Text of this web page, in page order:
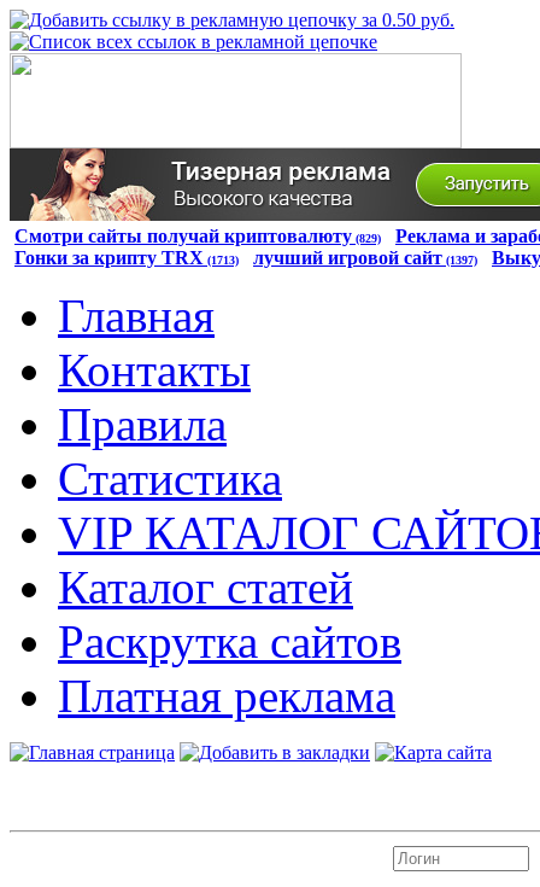
Смотри сайты получай криптовалюту (829)
Реклама и
Гонки за крипту TRX (1713) лучший игровой сайт (1397)
Главная
Контакты
Правила
Статистика
VIP КАТАЛОГ
Каталог статей
Раскрутка сайтов
Платная реклама